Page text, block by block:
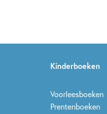
Kinderboeken
Voorleesboeken
Prentenboeken